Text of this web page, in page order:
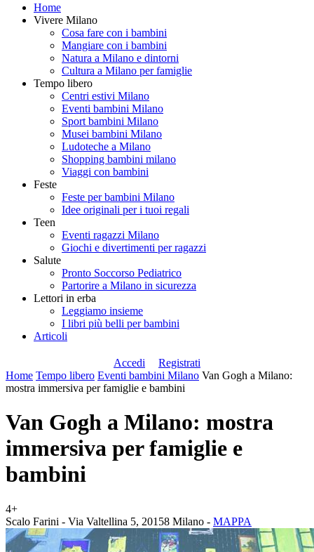
Home
Vivere Milano
Cosa fare con i bambini
Mangiare con i bambini
Natura a Milano e dintorni
Cultura a Milano per famiglie
Tempo libero
Centri estivi Milano
Eventi bambini Milano
Sport bambini Milano
Musei bambini Milano
Ludoteche a Milano
Shopping bambini milano
Viaggi con bambini
Feste
Feste per bambini Milano
Idee originali per i tuoi regali
Teen
Eventi ragazzi Milano
Giochi e divertimenti per ragazzi
Salute
Pronto Soccorso Pediatrico
Partorire a Milano in sicurezza
Lettori in erba
Leggiamo insieme
I libri più belli per bambini
Articoli
Accedi
Registrati
Home Tempo libero Eventi bambini Milano Van Gogh a Milano:
mostra immersiva per famiglie e bambini
Van Gogh a Milano: mostra
immersiva per famiglie e
bambini
4+
Scalo Farini - Via Valtellina 5, 20158 Milano - MAPPA